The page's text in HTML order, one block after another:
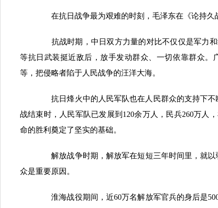
在抗日战争最为艰难的时刻，毛泽东在《论持久
抗战时期，中日双方力量的对比不仅仅是军力和
等抗日武装挺近敌后，放手发动群众、一切依靠群众
等，把侵略者陷于人民战争的汪洋大海。
抗日烽火中的人民军队也在人民群众的支持下不
战结束时，人民军队已发展到120余万人，民兵260万人
命的胜利奠定了坚实的基础。
解放战争时期，解放军在短短三年时间里，就以
众是重要原因。
淮海战役期间，近60万名解放军官兵的身后是